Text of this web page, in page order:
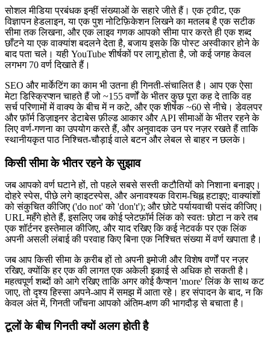
सोशल मीडिया प्रबंधक इन्हीं संख्याओं के सहारे जीते हैं। एक ट्वीट, एक
विज्ञापन हेडलाइन, या एक पुश नोटिफ़िकेशन लिखने का मतलब है एक सटीक
सीमा तक लिखना, और एक लाइव गणक आपको सीमा पार करते ही एक शब्द
छाँटने या एक वाक्यांश बदलने देता है, बजाय इसके कि पोस्ट अस्वीकार होने के
बाद पता चले। यही YouTube शीर्षकों पर लागू होता है, जो कई जगह केवल
लगभग 70 वर्ण दिखाते हैं।
SEO और मार्केटिंग का काम भी उतना ही गिनती-संचालित है। आप एक ऐसा
मेटा डिस्क्रिप्शन चाहते हैं जो ~155 वर्णों के भीतर कुछ पूरा कह दे ताकि वह
सर्च परिणामों में वाक्य के बीच में न कटे, और एक शीर्षक ~60 से नीचे। डेवलपर
और फ़ॉर्म डिज़ाइनर डेटाबेस फ़ील्ड आकार और API सीमाओं के भीतर रहने के
लिए वर्ण-गणना का उपयोग करते हैं, और अनुवादक उन पर नज़र रखते हैं ताकि
स्थानीयकृत पाठ निश्चित-चौड़ाई वाले बटन और लेबल से बाहर न छलके।
किसी सीमा के भीतर रहने के सुझाव
जब आपको वर्ण घटाने हों, तो पहले सबसे सस्ती कटौतियों को निशाना बनाइए।
दोहरे स्पेस, पीछे लगे व्हाइटस्पेस, और अनावश्यक विराम-चिह्न हटाइए; वाक्यांशों
को संकुचित कीजिए ('do not' को 'don't'); और छोटे पर्यायवाची पसंद कीजिए।
URL महँगे होते हैं, इसलिए जब कोई प्लेटफ़ॉर्म लिंक को स्वतः छोटा न करे तब
एक शॉर्टनर इस्तेमाल कीजिए, और याद रखिए कि कई नेटवर्क पर एक लिंक
अपनी असली लंबाई की परवाह किए बिना एक निश्चित संख्या में वर्ण खपाता है।
जब आप किसी सीमा के क़रीब हों तो अपनी इमोजी और विशेष वर्णों पर नज़र
रखिए, क्योंकि हर एक की लागत एक अकेली इकाई से अधिक हो सकती है।
महत्वपूर्ण शब्दों को आगे रखिए ताकि अगर कोई कैप्शन 'more' लिंक के साथ कट
जाए, तो दृश्य हिस्सा अपने-आप में समझ में आता रहे। हर संपादन के बाद, न कि
केवल अंत में, गिनती जाँचना आपको अंतिम-क्षण की भागदौड़ से बचाता है।
टूलों के बीच गिनती क्यों अलग होती है